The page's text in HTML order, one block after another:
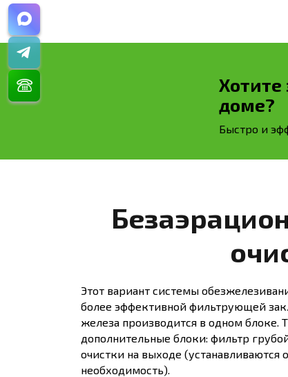
Хотите
доме?
Быстро и
Этот вариант системы
более эффективной фильтрующей
железа производится в одном блоке.
дополнительные блоки: фильтр
очистки на выходе (устанавливаются
необходимость).